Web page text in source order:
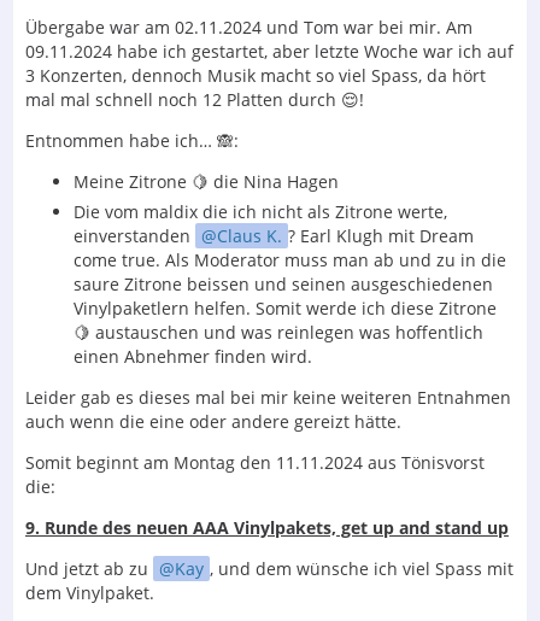
Übergabe war am 02.11.2024 und Tom war bei mir. Am
09.11.2024 habe ich gestartet, aber letzte Woche war ich auf
3 Konzerten, dennoch Musik macht so viel Spass, da hört
mal mal schnell noch 12 Platten durch 😌!
Entnommen habe ich… 🙈:
Meine Zitrone 🍋 die Nina Hagen
Die vom maldix die ich nicht als Zitrone werte,
einverstanden
Claus K. ? Earl Klugh mit Dream
come true. Als Moderator muss man ab und zu in die
saure Zitrone beissen und seinen ausgeschiedenen
Vinylpaketlern helfen. Somit werde ich diese Zitrone
🍋 austauschen und was reinlegen was hoffentlich
einen Abnehmer finden wird.
Leider gab es dieses mal bei mir keine weiteren Entnahmen
auch wenn die eine oder andere gereizt hätte.
Somit beginnt am Montag den 11.11.2024 aus Tönisvorst
die:
9. Runde des neuen AAA Vinylpakets, get up and stand up
Und jetzt ab zu
Kay , und dem wünsche ich viel Spass mit
dem Vinylpaket.